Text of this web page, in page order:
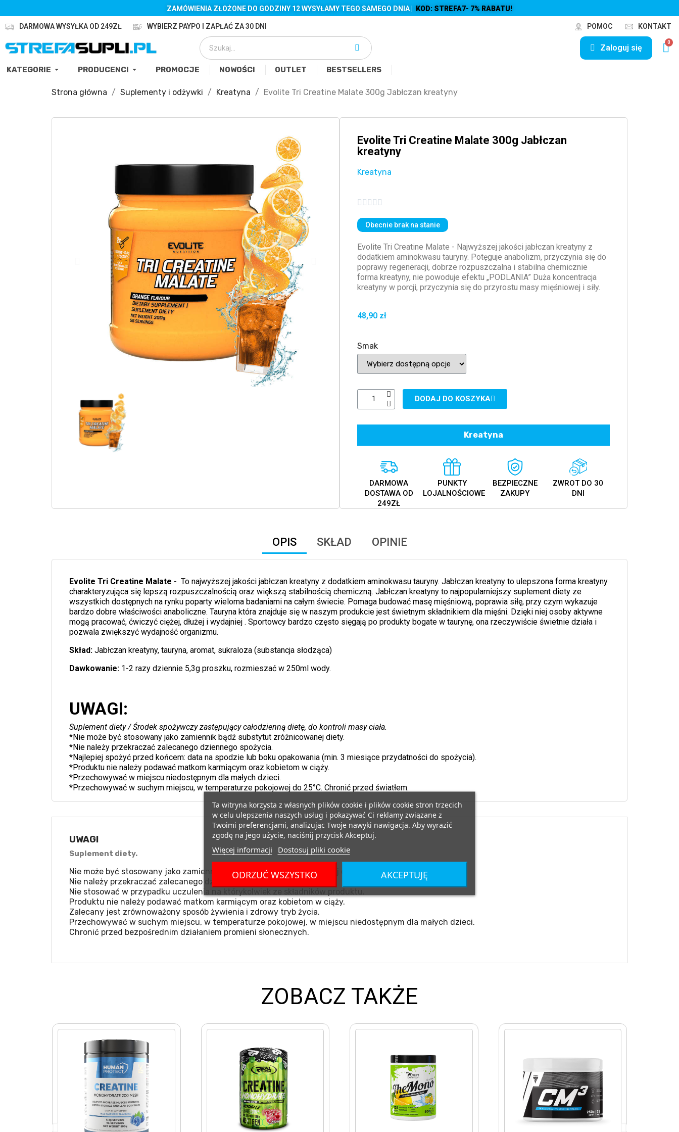
ZAMÓWIENIA ZŁOŻONE DO GODZINY 12 WYSYŁAMY TEGO SAMEGO DNIA | KOD: STREFA7- 7% RABATU!
DARMOWA WYSYŁKA OD 249ZŁ WYBIERZ PAYPO I ZAPŁAĆ ZA 30 DNI POMOC KONTAKT
Zaloguj się
KATEGORIE PRODUCENCI PROMOCJE NOWOŚCI OUTLET BESTSELLERS
Strona główna Suplementy i odżywki Kreatyna Evolite Tri Creatine Malate 300g Jabłczan kreatyny
Evolite Tri Creatine Malate 300g Jabłczan
kreatyny
Kreatyna
    
Obecnie brak na stanie
Evolite Tri Creatine Malate - Najwyższej jakości jabłczan kreatyny z
dodatkiem aminokwasu tauryny. Potęguje anabolizm, przyczynia się do
poprawy regeneracji, dobrze rozpuszczalna i stabilna chemicznie
forma kreatyny, nie powoduje efektu „PODLANIA” Duża koncentracja
kreatyny w porcji, przyczynia się do przyrostu masy mięśniowej i siły.
48,90 zł
Smak
DODAJ DO KOSZYKA
Kreatyna
DARMOWA
DOSTAWA OD
249ZŁ
PUNKTY
LOJALNOŚCIOWE
BEZPIECZNE
ZAKUPY
ZWROT DO 30
DNI
OPIS SKŁAD OPINIE
Evolite Tri Creatine Malate - To najwyższej jakości jabłczan kreatyny z dodatkiem aminokwasu tauryny. Jabłczan kreatyny to ulepszona forma kreatyny
charakteryzująca się lepszą rozpuszczalnością oraz większą stabilnością chemiczną. Jabłczan kreatyny to najpopularniejszy suplement diety ze
wszystkich dostępnych na rynku poparty wieloma badaniami na całym świecie. Pomaga budować masę mięśniową, poprawia siłę, przy czym wykazuje
bardzo dobre właściwości anaboliczne. Tauryna która znajduje się w naszym produkcie jest świetnym składnikiem dla mięśni. Dzięki niej osoby aktywne
mogą pracować, ćwiczyć ciężej, dłużej i wydajniej . Sportowcy bardzo często sięgają po produkty bogate w taurynę, ona rzeczywiście świetnie działa i
pozwala zwiększyć wydajność organizmu.
Skład: Jabłczan kreatyny, tauryna, aromat, sukraloza (substancja słodząca)
Dawkowanie: 1-2 razy dziennie 5,3g proszku, rozmieszać w 250ml wody.
UWAGI:
Suplement diety / Środek spożywczy zastępujący całodzienną dietę, do kontroli masy ciała.
*Nie może być stosowany jako zamiennik bądź substytut zróżnicowanej diety.
*Nie należy przekraczać zalecanego dziennego spożycia.
*Najlepiej spożyć przed końcem: data na spodzie lub boku opakowania (min. 3 miesiące przydatności do spożycia).
*Produktu nie należy podawać matkom karmiącym oraz kobietom w ciąży.
*Przechowywać w miejscu niedostępnym dla małych dzieci.
*Przechowywać w suchym miejscu, w temperaturze pokojowej do 25°C. Chronić przed światłem.
UWAGI
Suplement diety.
Nie może być stosowany jako zamiennik bądź substytut zróżnicowanej diety.
Nie należy przekraczać zalecanego dziennego spożycia.
Nie stosować w przypadku uczulenia na którykolwiek ze składników produktu.
Produktu nie należy podawać matkom karmiącym oraz kobietom w ciąży.
Zalecany jest zrównoważony sposób żywienia i zdrowy tryb życia.
Przechowywać w suchym miejscu, w temperaturze pokojowej, w miejscu niedostępnym dla małych dzieci.
Chronić przed bezpośrednim działaniem promieni słonecznych.
ZOBACZ TAKŻE
Ta witryna korzysta z własnych plików cookie i plików cookie stron trzecich
w celu ulepszenia naszych usług i pokazywać Ci reklamy związane z
Twoimi preferencjami, analizując Twoje nawyki nawigacja. Aby wyrazić
zgodę na jego użycie, naciśnij przycisk Akceptuj.
Więcej informacji Dostosuj pliki cookie
ODRZUĆ WSZYSTKO AKCEPTUJĘ